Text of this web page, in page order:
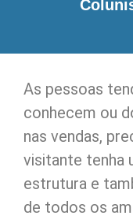
As pessoas
conhecem ou
nas vendas,
visitante tenha
estrutura e
de todos os